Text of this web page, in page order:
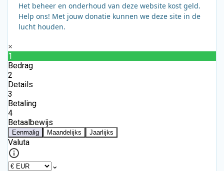
Het beheer en onderhoud van deze website kost geld.
Help ons! Met jouw donatie kunnen we deze site in de
lucht houden.